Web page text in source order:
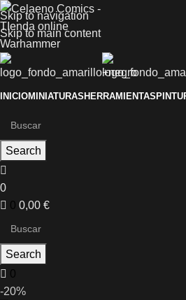
Skip to navigation
Skip to main content
INICIOMINIATURASHERRAMIENTAS
Search
0
0 0,00 €
Search
0
-20%